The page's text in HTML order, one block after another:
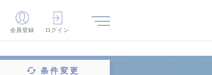
会員登録 ログイン
条件変更